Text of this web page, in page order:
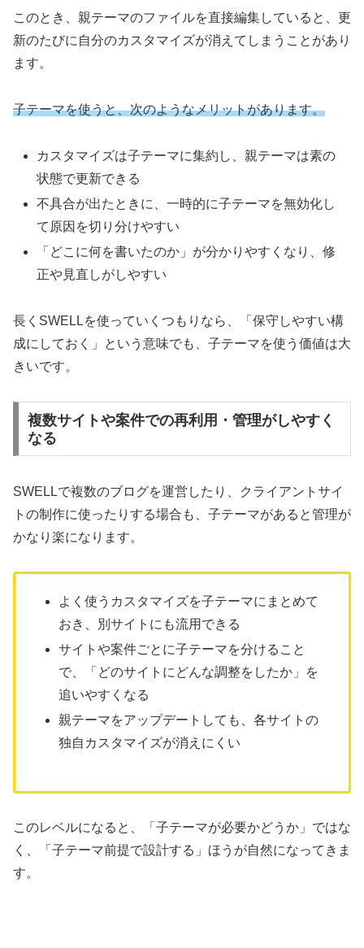
このとき、親テーマのファイルを直接編集していると、更
新のたびに自分のカスタマイズが消えてしまうことがあり
ます。
子テーマを使うと、次のようなメリットがあります。
カスタマイズは子テーマに集約し、親テーマは素の
状態で更新できる
不具合が出たときに、一時的に子テーマを無効化し
て原因を切り分けやすい
「どこに何を書いたのか」が分かりやすくなり、修
正や見直しがしやすい
長くSWELLを使っていくつもりなら、「保守しやすい構
成にしておく」という意味でも、子テーマを使う価値は大
きいです。
複数サイトや案件での再利用・管理がしやすく
なる
SWELLで複数のブログを運営したり、クライアントサイ
トの制作に使ったりする場合も、子テーマがあると管理が
かなり楽になります。
よく使うカスタマイズを子テーマにまとめて
おき、別サイトにも流用できる
サイトや案件ごとに子テーマを分けること
で、「どのサイトにどんな調整をしたか」を
追いやすくなる
親テーマをアップデートしても、各サイトの
独自カスタマイズが消えにくい
このレベルになると、「子テーマが必要かどうか」ではな
く、「子テーマ前提で設計する」ほうが自然になってきま
す。